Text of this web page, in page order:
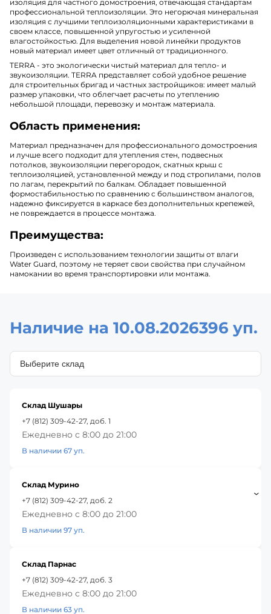
изоляция для частного домостроения, отвечающая стандартам
профессиональной теплоизоляции. Это негорючая минеральная
изоляция с лучшими теплоизоляционными характеристиками в
своем классе, повышенной упругостью и усиленной
влагостойкостью. Для выделения новой линейки продуктов
новый материал имеет цвет отличный от традиционного.
TERRA - это экологически чистый материал для тепло- и
звукоизоляции. TERRA представляет собой удобное решение
для строительных бригад и частных застройщиков: имеет малый
размер упаковки, что облегчает расчеты по утеплению
небольшой площади, перевозку и монтаж материала.
Область применения:
Материал предназначен для профессионального домостроения
и лучше всего подходит для утепления стен, подвесных
потолков, звукоизоляции перегородок, скатных крыш с
теплоизоляцией, установленной между и под стропилами, полов
по лагам, перекрытий по балкам. Обладает повышенной
формостабильностью по сравнению с большинством аналогов,
надежно фиксируется в каркасе без дополнительных крепежей,
не повреждается в процессе монтажа.
Преимущества:
Произведен с использованием технологии защиты от влаги
Water Guard, поэтому не теряет свои свойства при случайном
намокании во время транспортировки или монтажа.
Наличие на 10.08.2026396 уп.
Склад Шушары
+7 (812) 309-42-27, доб. 1
Ежедневно с 8:00 до 21:00
В наличии 67 уп.
Склад Мурино
+7 (812) 309-42-27, доб. 2
Ежедневно с 8:00 до 21:00
В наличии 97 уп.
Склад Парнас
+7 (812) 309-42-27, доб. 3
Ежедневно с 8:00 до 21:00
В наличии 63 уп.